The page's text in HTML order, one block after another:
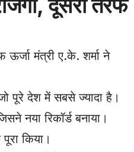
मंत्री ए.के. शर्मा ने
पूरे देश में सबसे ज्यादा है।
नया रिकॉर्ड बनाया।
किया।